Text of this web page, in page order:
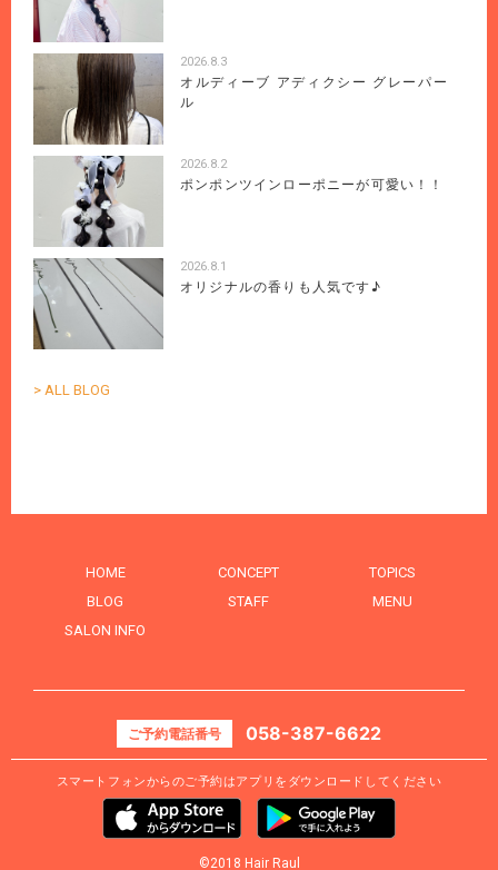
ご予約電話番号 058-387-6622
スマートフォンからのご予約はアプリをダウンロードしてください
2026.8.3
オルディーブ アディクシー グレーパー
ル
2026.8.2
ポンポンツインローポニーが可愛い！！
2026.8.1
オリジナルの香りも人気です♪
> ALL BLOG
HOME CONCEPT
TOPICS
BLOG
STAFF
MENU
SALON INFO
©2018 Hair Raul